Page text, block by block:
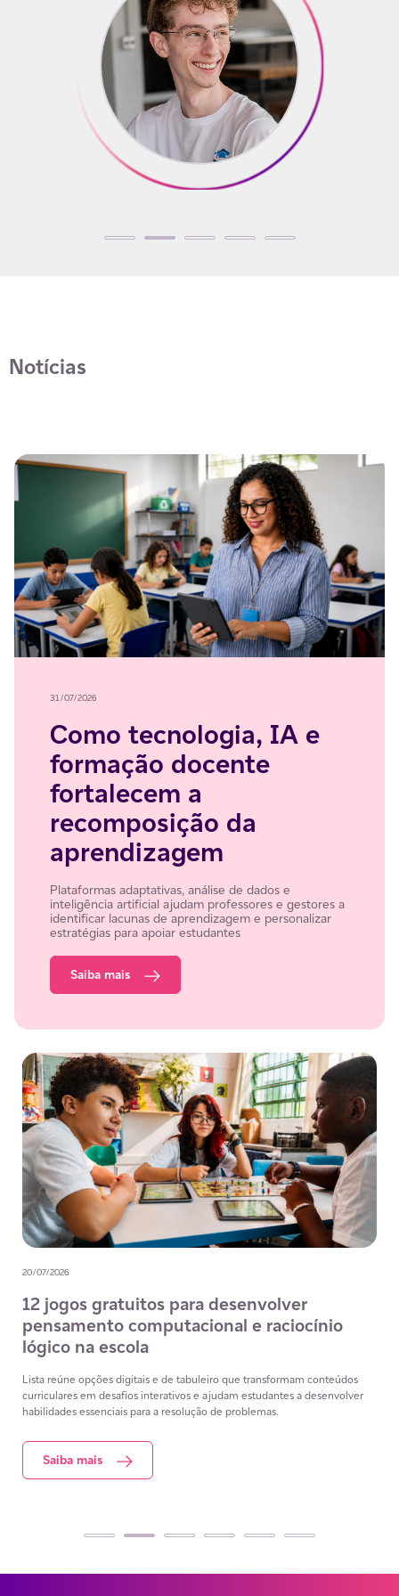
Notícias
31/07/2026
Como tecnologia, IA e
formação docente
fortalecem a
recomposição da
aprendizagem
Plataformas adaptativas, análise de dados e
inteligência artificial ajudam professores e gestores a
identificar lacunas de aprendizagem e personalizar
estratégias para apoiar estudantes
Saiba mais
20/07/2026
12 jogos gratuitos para desenvolver
pensamento computacional e raciocínio
lógico na escola
Lista reúne opções digitais e de tabuleiro que transformam conteúdos
curriculares em desafios interativos e ajudam estudantes a desenvolver
habilidades essenciais para a resolução de problemas.
Saiba mais